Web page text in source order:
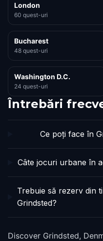
London
60 quest-uri
Bucharest
48 quest-uri
Washington D.C.
24 quest-uri
Întrebări
Ce poți face în
Câte jocuri urbane în
Trebuie să rezerv din
Grindsted?
Discover Grindsted,